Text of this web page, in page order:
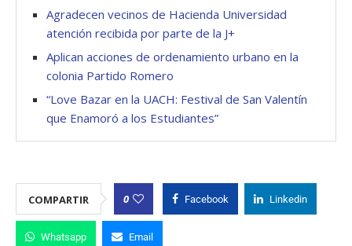
Agradecen vecinos de Hacienda Universidad
atención recibida por parte de la J+
Aplican acciones de ordenamiento urbano en la
colonia Partido Romero
“Love Bazar en la UACH: Festival de San Valentín
que Enamoró a los Estudiantes”
COMPARTIR 0 Facebook Linkedin
Whatsapp Email